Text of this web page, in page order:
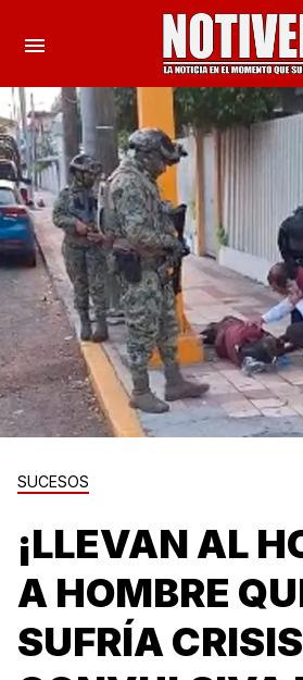
SUCESOS
¡LLEVAN AL
A HOMBRE
SUFRÍA CRISIS